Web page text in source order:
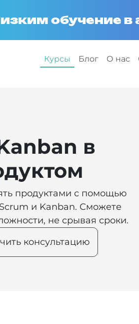
Курсы Блог О нас
обучение в
в
продуктами с помощью
и Kanban. Сможете
не срывая сроки.
консультацию